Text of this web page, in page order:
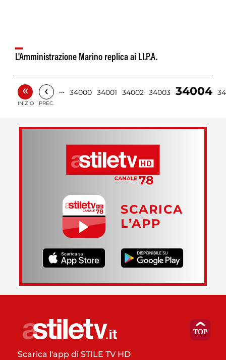
L'Amministrazione Marino replica ai LI.P.A.
«
INIZIO
‹
PREC.
… 34000 34001 34002 34003 34004
SCARICA
L’APP
Scarica l'app di STILE TV HD